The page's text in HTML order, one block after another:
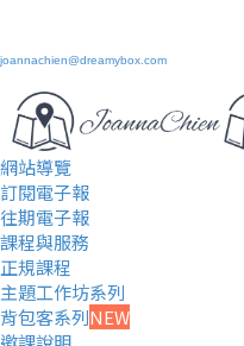
joannachien@dreamybox.com
網站導覽
訂閱電子報
往期電子報
課程與服務
正規課程
主題工作坊系列
背包客系列NEW